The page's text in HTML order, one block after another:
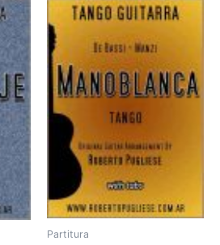
Partitura